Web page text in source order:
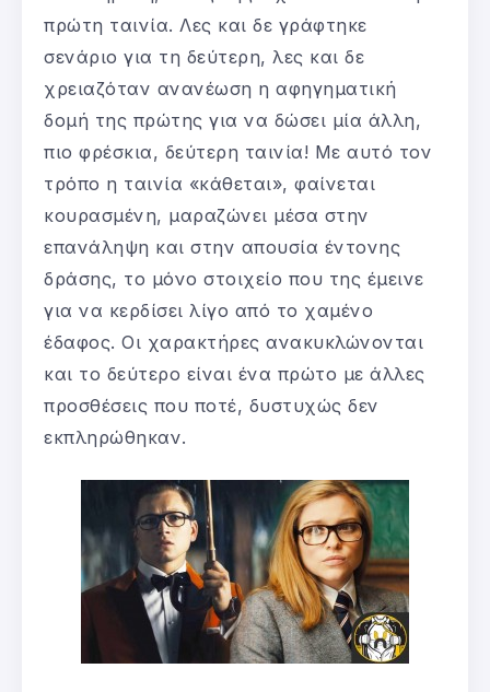
πρώτη ταινία. Λες και δε γράφτηκε
σενάριο για τη δεύτερη, λες και δε
χρειαζόταν ανανέωση η αφηγηματική
δομή της πρώτης για να δώσει μία άλλη,
πιο φρέσκια, δεύτερη ταινία! Με αυτό τον
τρόπο η ταινία «κάθεται», φαίνεται
κουρασμένη, μαραζώνει μέσα στην
επανάληψη και στην απουσία έντονης
δράσης, το μόνο στοιχείο που της έμεινε
για να κερδίσει λίγο από το χαμένο
έδαφος. Οι χαρακτήρες ανακυκλώνονται
και το δεύτερο είναι ένα πρώτο με άλλες
προσθέσεις που ποτέ, δυστυχώς δεν
εκπληρώθηκαν.